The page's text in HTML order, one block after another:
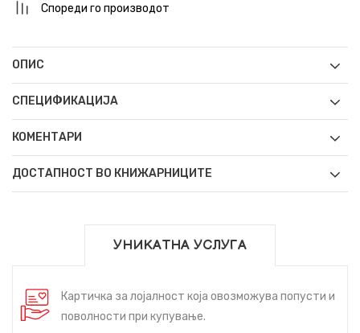
Спореди го производот
ОПИС
СПЕЦИФИКАЦИЈА
КОМЕНТАРИ
ДОСТАПНОСТ ВО КНИЖАРНИЦИТЕ
УНИКАТНА УСЛУГА
Картичка за лојалност која овозможува попусти и
поволности при купување.